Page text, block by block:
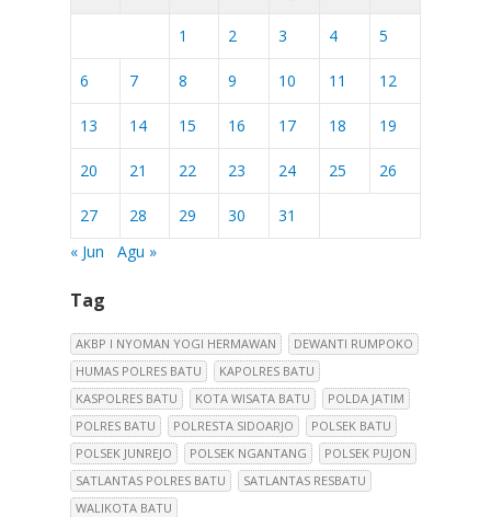
1 2 3 4 5
6 7 8 9 10 11 12
13 14 15 16 17 18 19
20 21 22 23 24 25 26
27 28 29 30
31
« Jun
Agu »
Tag
AKBP I NYOMAN YOGI HERMAWAN
DEWANTI RUMPOKO
HUMAS POLRES BATU
KAPOLRES BATU
KASPOLRES BATU
KOTA WISATA BATU
POLDA JATIM
POLRES BATU
POLRESTA SIDOARJO
POLSEK BATU
POLSEK JUNREJO
POLSEK NGANTANG
POLSEK PUJON
SATLANTAS POLRES BATU
SATLANTAS RESBATU
WALIKOTA BATU